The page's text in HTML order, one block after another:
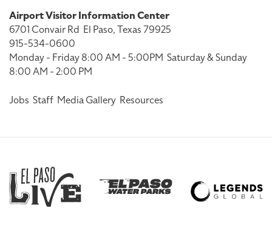
Airport Visitor Information Center
6701 Convair Rd El Paso, Texas 79925
915-534-0600
Monday - Friday 8:00 AM - 5:00PM Saturday & Sunday
8:00 AM - 2:00 PM
Jobs Staff Media Gallery Resources